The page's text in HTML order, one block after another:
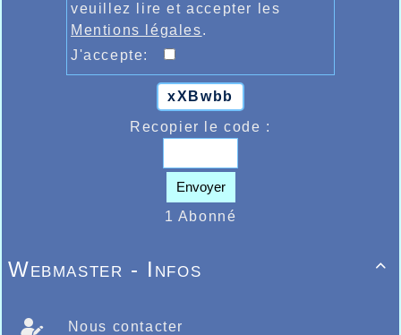
veuillez lire et accepter les
Mentions légales.
J'accepte:
xXBwbb
Recopier le code :
Envoyer
1 Abonné

Webmaster - Infos
Nous contacter